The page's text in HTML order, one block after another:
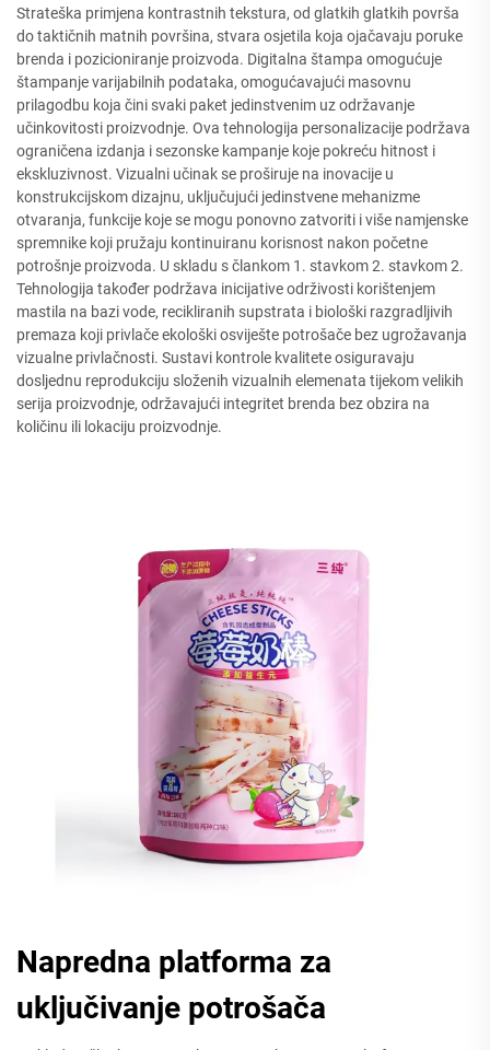
Strateška primjena kontrastnih tekstura, od glatkih glatkih površa
do taktičnih matnih površina, stvara osjetila koja ojačavaju poruke
brenda i pozicioniranje proizvoda. Digitalna štampa omogućuje
štampanje varijabilnih podataka, omogućavajući masovnu
prilagodbu koja čini svaki paket jedinstvenim uz održavanje
učinkovitosti proizvodnje. Ova tehnologija personalizacije podržava
ograničena izdanja i sezonske kampanje koje pokreću hitnost i
ekskluzivnost. Vizualni učinak se proširuje na inovacije u
konstrukcijskom dizajnu, uključujući jedinstvene mehanizme
otvaranja, funkcije koje se mogu ponovno zatvoriti i više namjenske
spremnike koji pružaju kontinuiranu korisnost nakon početne
potrošnje proizvoda. U skladu s člankom 1. stavkom 2. stavkom 2.
Tehnologija također podržava inicijative održivosti korištenjem
mastila na bazi vode, recikliranih supstrata i biološki razgradljivih
premaza koji privlače ekološki osviješte potrošače bez ugrožavanja
vizualne privlačnosti. Sustavi kontrole kvalitete osiguravaju
dosljednu reprodukciju složenih vizualnih elemenata tijekom velikih
serija proizvodnje, održavajući integritet brenda bez obzira na
količinu ili lokaciju proizvodnje.
Napredna platforma za
uključivanje potrošača